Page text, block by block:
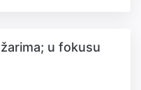
u fokusu